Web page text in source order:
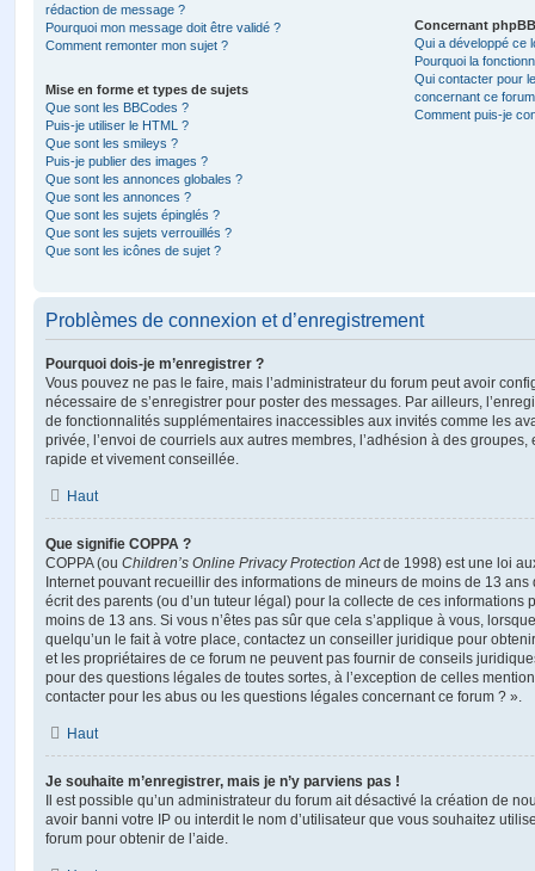
rédaction de message ?
Pourquoi mon message doit être validé ?
Comment remonter mon sujet ?
Mise en forme et types de sujets
Que sont les BBCodes ?
Puis-je utiliser le HTML ?
Que sont les smileys ?
Puis-je publier des images ?
Que sont les annonces globales ?
Que sont les annonces ?
Que sont les sujets épinglés ?
Que sont les sujets verrouillés ?
Que sont les icônes de sujet ?
Concernant phpBB
Qui a développé ce
Pourquoi la
Qui contacter pour
concernant ce
Comment puis-je
Problèmes de connexion et d’enregistrement
Pourquoi dois-je m’enregistrer ?
Vous pouvez ne pas le faire, mais l’administrateur du forum peut avoir
nécessaire de s’enregistrer pour poster des messages. Par ailleurs,
de fonctionnalités supplémentaires inaccessibles aux invités comme les
privée, l’envoi de courriels aux autres membres, l’adhésion à des groupes,
rapide et vivement conseillée.
Haut
Que signifie COPPA ?
COPPA (ou Children’s Online Privacy Protection Actde 1998) est une loi
Internet pouvant recueillir des informations de mineurs de moins de 13
écrit des parents (ou d’un tuteur légal) pour la collecte de ces informations
moins de 13 ans. Si vous n’êtes pas sûr que cela s’applique à vous,
quelqu’un le fait à votre place, contactez un conseiller juridique pour
et les propriétaires de ce forum ne peuvent pas fournir de conseils
pour des questions légales de toutes sortes, à l’exception de celles
contacter pour les abus ou les questions légales concernant ce forum ? ».
Haut
Je souhaite m’enregistrer, mais je n’y parviens pas !
Il est possible qu’un administrateur du forum ait désactivé la création de
avoir banni votre IP ou interdit le nom d’utilisateur que vous souhaitez
forum pour obtenir de l’aide.